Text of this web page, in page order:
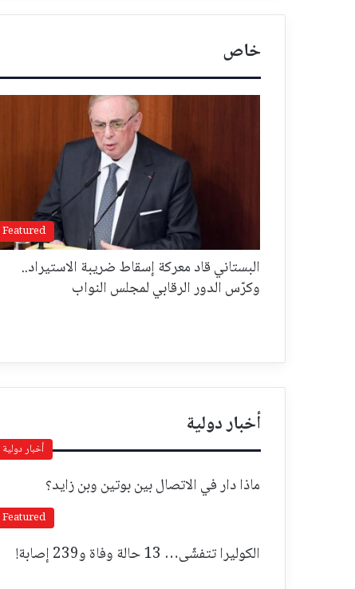
خاص
Featured
البستاني قاد معركة إسقاط ضريبة الاستيراد..
وكرّس الدور الرقابي لمجلس النواب
أخبار دولية
أخبار دولية
ماذا دار في الاتصال بين بوتين وبن زايد؟
Featured
الكوليرا تتفشّى… 13 حالة وفاة و239 إصابة!